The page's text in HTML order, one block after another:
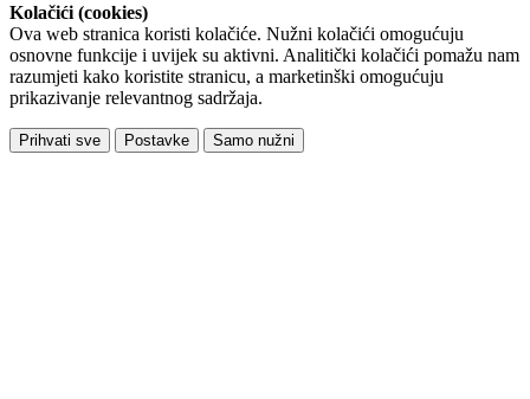
Kolačići (cookies)
Ova web stranica koristi kolačiće. Nužni kolačići omogućuju
osnovne funkcije i uvijek su aktivni. Analitički kolačići pomažu nam
razumjeti kako koristite stranicu, a marketinški omogućuju
prikazivanje relevantnog sadržaja.
Prihvati sve Postavke Samo nužni